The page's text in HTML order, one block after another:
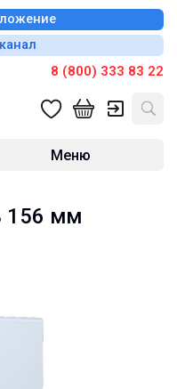
8 (800) 333 83 22
Меню
156 мм